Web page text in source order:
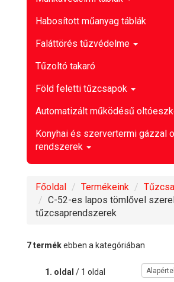
Habosított műanyag táblák
Faláttörés tűzvédelme
Tűzoltó takaró
Föld feletti tűzcsapok
Automatizált működésű
Konyhai és szervertermi gázzal
rendszerek
Főoldal Termékeink
C-52-es lapos tömlővel
tűzcsaprendszerek
7 termékebben a kategóriában
1. oldal / 1 oldal